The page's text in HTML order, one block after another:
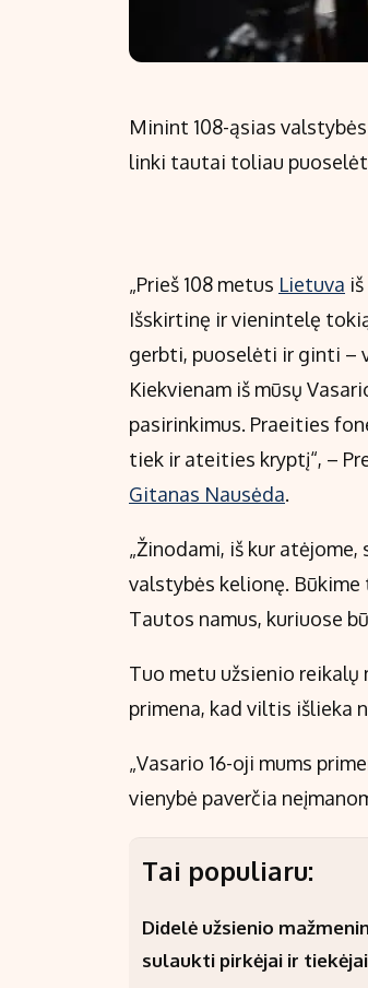
Minint 108-ąsias
linki tautai toliau
„Prieš 108 metus Lietuva
Išskirtinę ir vienintelę
gerbti, puoselėti ir ginti –
Kiekvienam iš mūsų
pasirinkimus. Praeities
tiek ir ateities kryptį“, –
Gitanas Nausėda.
„Žinodami, iš kur
valstybės kelionę.
Tautos namus, kuriuose
Tuo metu užsienio reikalų
primena, kad viltis išlieka
„Vasario 16-oji mums
vienybė paverčia
Tai populiaru:
Didelė užsienio
sulaukti pirkėjai ir tiekėjai